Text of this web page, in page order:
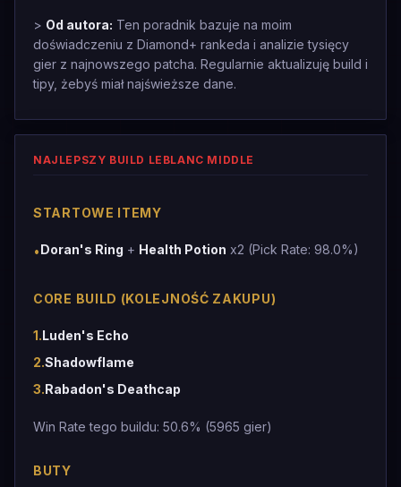
> Od autora: Ten poradnik bazuje na moim
doświadczeniu z Diamond+ rankeda i analizie tysięcy
gier z najnowszego patcha. Regularnie aktualizuję build i
tipy, żebyś miał najświeższe dane.
NAJLEPSZY BUILD LEBLANC MIDDLE
STARTOWE ITEMY
•Doran's Ring + Health Potion x2 (Pick Rate: 98.0%)
CORE BUILD (KOLEJNOŚĆ ZAKUPU)
1.Luden's Echo
2.Shadowflame
3.Rabadon's Deathcap
Win Rate tego buildu: 50.6% (5965 gier)
BUTY